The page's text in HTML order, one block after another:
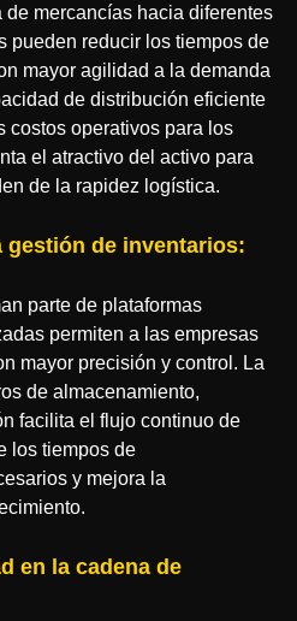
mercancías hacia diferentes
pueden reducir los tiempos de
mayor agilidad a la demanda
de distribución eficiente
costos operativos para los
el atractivo del activo para
de la rapidez logística.
gestión de inventarios:
parte de plataformas
permiten a las empresas
mayor precisión y control. La
de almacenamiento,
facilita el flujo continuo de
los tiempos de
y mejora la
en la cadena de